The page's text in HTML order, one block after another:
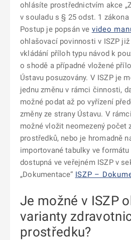
ohlásíte prostřednictvím akce
v souladu s § 25 odst. 1
Postup je popsán ve video
ohlašovací povinnosti v ISZP již
vkládání příloh typu návod k
o shodě a případné vložené
Ústavu posuzovány. V ISZP je
jednu změnu v rámci činnosti,
možné podat až po vyřízení
změny ze strany Ústavu. V
možné vložit neomezený počet
prostředků, nebo je hromadně
importované tabulky ve
dostupná ve veřejném ISZP v
„Dokumentace“ ISZP –
Je možné v ISZP
varianty
prostředku?